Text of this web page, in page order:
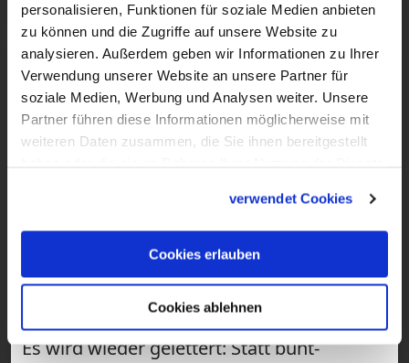
personalisieren, Funktionen für soziale Medien anbieten
zu können und die Zugriffe auf unsere Website zu
analysieren. Außerdem geben wir Informationen zu Ihrer
Verwendung unserer Website an unsere Partner für
soziale Medien, Werbung und Analysen weiter. Unsere
Partner führen diese Informationen möglicherweise mit
weiteren Daten zusammen, die Sie ihnen bereitgestellt
verwendet Cookies
Cookies erlauben
Cookies ablehnen
VIDEO
DIY: Ostereier-Lettering
Es wird wieder gelettert: Statt bunt-